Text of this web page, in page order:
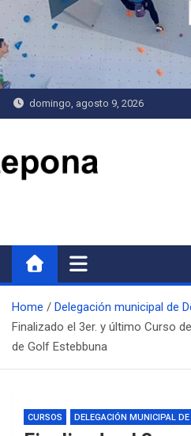
Saltar
al
contenido
domingo, agosto 9, 2026
Home
Delegación municipal de
Finalizado el 3er. y último Curso
de Golf Estebbuna
CURSOS DELEGACIÓN MUNICIPAL